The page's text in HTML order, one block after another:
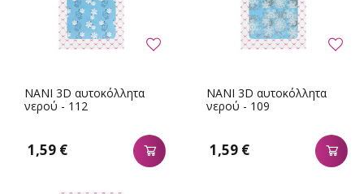
NANI 3D αυτοκόλλητα
νερού - 112
1,59 €
NANI 3D αυτοκόλλητα
νερού - 109
1,59 €